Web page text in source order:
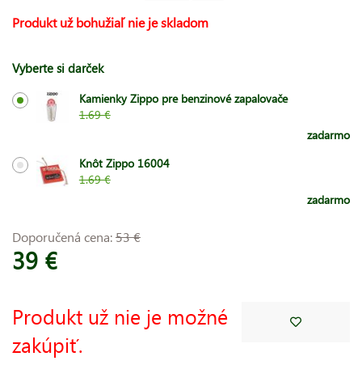
Produkt už bohužiaľ nie je skladom
Vyberte si darček
Kamienky Zippo pre benzinové zapalovače
1.69 €
zadarmo
Knôt Zippo 16004
1.69 €
zadarmo
Doporučená cena:53 €
39 €
Produkt už nie je možné
zakúpiť.